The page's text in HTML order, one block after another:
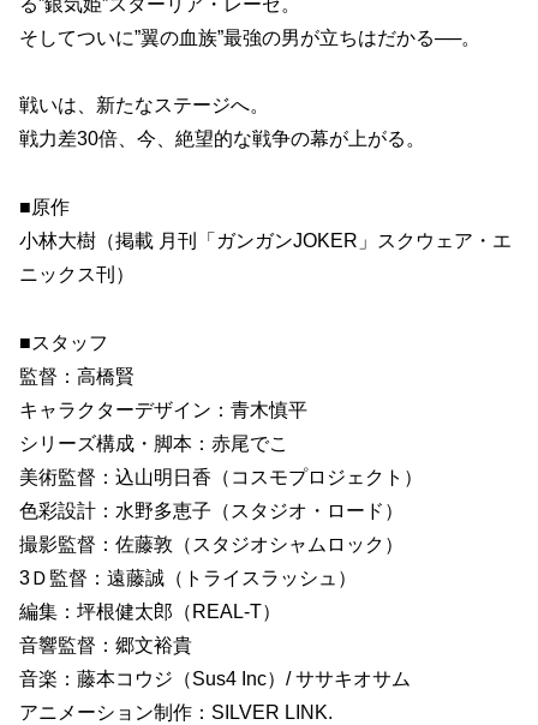
そしてついに”翼の血族”最強の男が立ちはだかる──。
戦いは、新たなステージへ。
戦力差30倍、今、絶望的な戦争の幕が上がる。
■原作
小林大樹（掲載 月刊「ガンガンJOKER」スクウェア・エ
ニックス刊）
■スタッフ
監督：高橋賢
キャラクターデザイン：青木慎平
シリーズ構成・脚本：赤尾でこ
美術監督：込山明日香（コスモプロジェクト）
色彩設計：水野多恵子（スタジオ・ロード）
撮影監督：佐藤敦（スタジオシャムロック）
3Ｄ監督：遠藤誠（トライスラッシュ）
編集：坪根健太郎（REAL-T）
音響監督：郷文裕貴
音楽：藤本コウジ（Sus4 Inc）/ ササキオサム
アニメーション制作：SILVER LINK.